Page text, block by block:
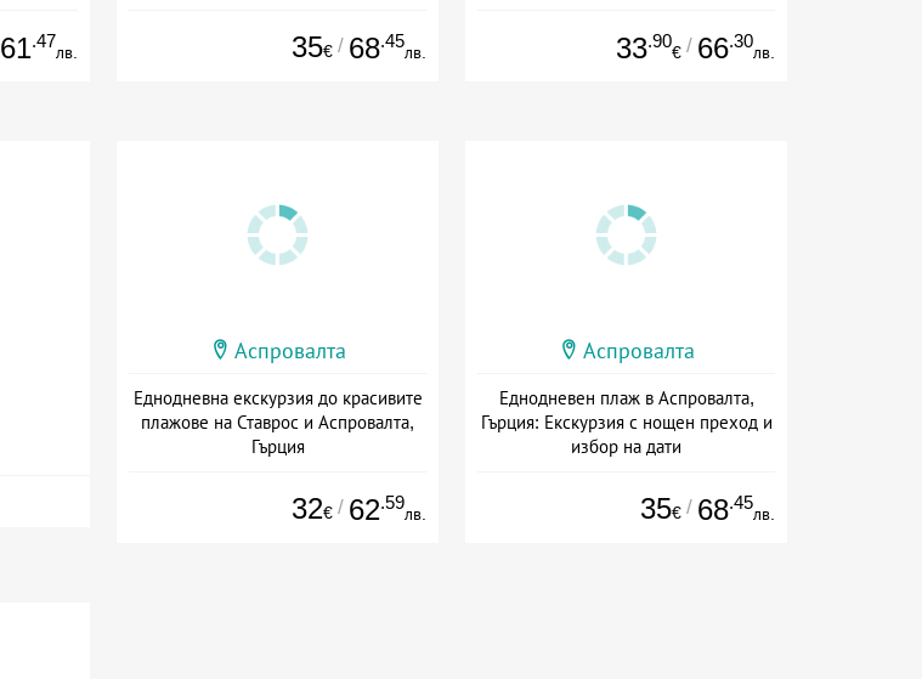
61.47
лв. 35€ / 68.45
лв. 33.90
€ / 66.30
лв.
Аспровалта
Еднодневна екскурзия до красивите
плажове на Ставрос и Аспровалта,
Гърция
32€ / 62.59
лв.
Аспровалта
Еднодневен плаж в Аспровалта,
Гърция: Екскурзия с нощен преход и
избор на дати
35€ / 68.45
лв.